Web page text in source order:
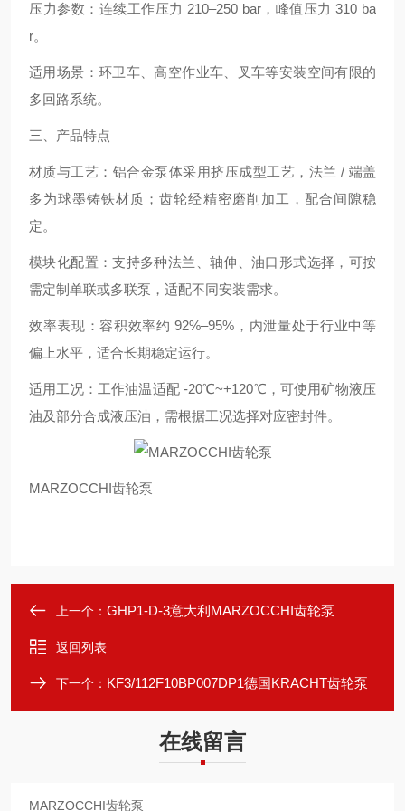
压力参数：连续工作压力 210–250 bar，峰值压力 310 ba
r。
适用场景：环卫车、高空作业车、叉车等安装空间有限的
多回路系统。
三、产品特点
材质与工艺：铝合金泵体采用挤压成型工艺，法兰 / 端盖
多为球墨铸铁材质；齿轮经精密磨削加工，配合间隙稳
定。
模块化配置：支持多种法兰、轴伸、油口形式选择，可按
需定制单联或多联泵，适配不同安装需求。
效率表现：容积效率约 92%–95%，内泄量处于行业中等
偏上水平，适合长期稳定运行。
适用工况：工作油温适配 -20℃~+120℃，可使用矿物液压
油及部分合成液压油，需根据工况选择对应密封件。
MARZOCCHI齿轮泵
上一个： GHP1-D-3意大利MARZOCCHI齿轮泵
返回列表
下一个： KF3/112F10BP007DP1德国KRACHT齿轮泵
在线留言